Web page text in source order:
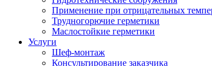
Применение при отрицательных
Трудногорючие герметики
Маслостойкие герметики
Услуги
Шеф-монтаж
Консультирование заказчика